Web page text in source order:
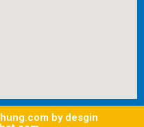
by desgin